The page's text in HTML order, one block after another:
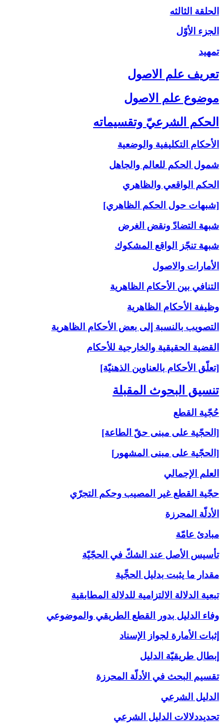
الحلقة الثالثه
الجزء الأوّل‏
تمهيد
تعريف علم الاصول‏
موضوع علم الاصول‏
الحكم الشرعيّ وتقسيماته‏
الأحكام التكليفية والوضعية
شمول الحكم للعالم والجاهل
الحكم الواقعي والظاهري
[شبهات حول الحكم الظاهري]
شبهة التضادّ ونقض الغرض
شبهة تنجّز الواقع المشكوك
الأمارات والاصول
التنافي بين الأحكام الظاهرية
وظيفة الأحكام الظاهرية
التصويب بالنسبة إلى‏ بعض الأحكام الظاهرية
القضية الحقيقية والخارجية للأحكام
[تعلّق الأحكام بالعناوين الذهنيّة]
تنسيق البحوث المقبلة
حُجّية القطع
[الحجّية على مبنى حقّ الطاعة]
[الحجّية على مبنى المشهور]
العلم الإجمالي
حجّية القطع غير المصيب وحكم التجرّي
الأدلّة المحرزة
مبادئ عامّة
تأسيس الأصل عند الشكّ في الحجّيّة
مقدار ما يثبت بدليل الحجِّية
تبعية الدلالة الالتزامية للدلالة المطابقية
وفاء الدليل بدور القطع الطريقي والموضوعي
إثبات الأمارة لجواز الإسناد
إبطال طريقيّة الدليل
تقسيم البحث في الأدلّة المحرزة
الدليل الشرعي‏
تحديددلالات الدليل الشرعي‏